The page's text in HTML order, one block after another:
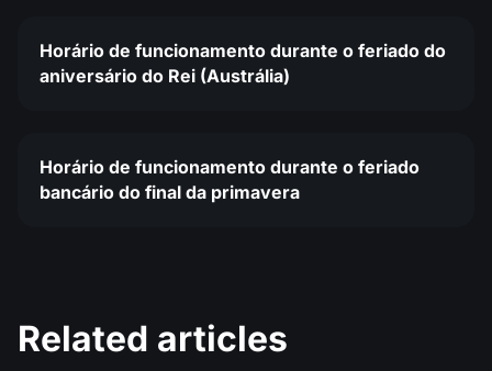
Horário de funcionamento durante o feriado do
aniversário do Rei (Austrália)
Horário de funcionamento durante o feriado
bancário do final da primavera
Related articles